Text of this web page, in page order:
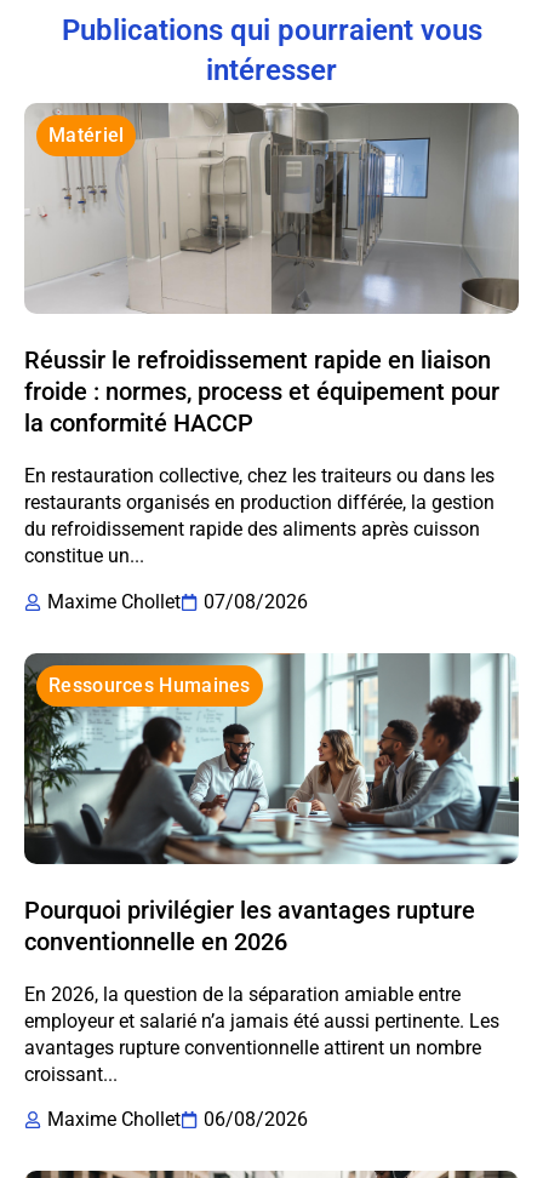
Publications qui pourraient vous
intéresser
Matériel
Réussir le refroidissement rapide en liaison
froide : normes, process et équipement pour
la conformité HACCP
En restauration collective, chez les traiteurs ou dans les
restaurants organisés en production différée, la gestion
du refroidissement rapide des aliments après cuisson
constitue un...
Maxime Chollet
07/08/2026
Ressources Humaines
Pourquoi privilégier les avantages rupture
conventionnelle en 2026
En 2026, la question de la séparation amiable entre
employeur et salarié n’a jamais été aussi pertinente. Les
avantages rupture conventionnelle attirent un nombre
croissant...
Maxime Chollet
06/08/2026